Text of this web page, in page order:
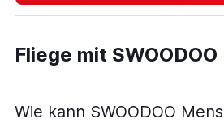
Flüge von Graz nach Marsa Alam
Fliege mit SWOODOO
Wie kann SWOODOO